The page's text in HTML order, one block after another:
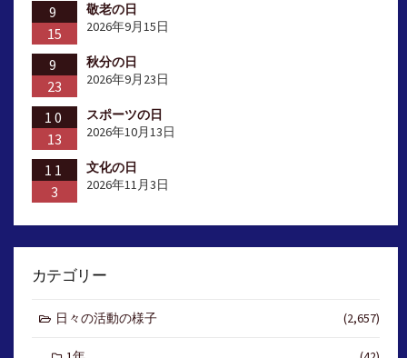
9
15
敬老の日
2026年9月15日
9
23
秋分の日
2026年9月23日
10
13
スポーツの日
2026年10月13日
11
3
文化の日
2026年11月3日
カテゴリー
日々の活動の様子 (2,657)